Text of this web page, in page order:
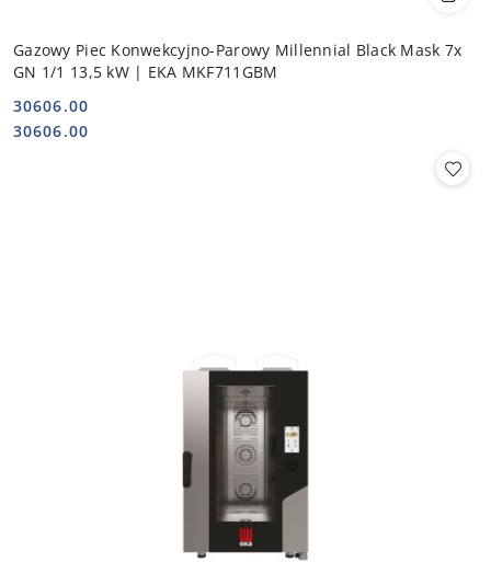
Gazowy Piec Konwekcyjno-Parowy Millennial Black Mask 7x
GN 1/1 13,5 kW | EKA MKF711GBM
Cena:
30606.00
Cena:
30606.00